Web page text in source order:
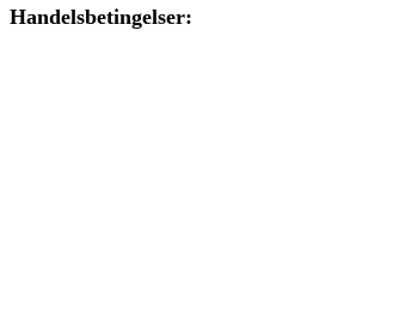
Handelsbetingelser: